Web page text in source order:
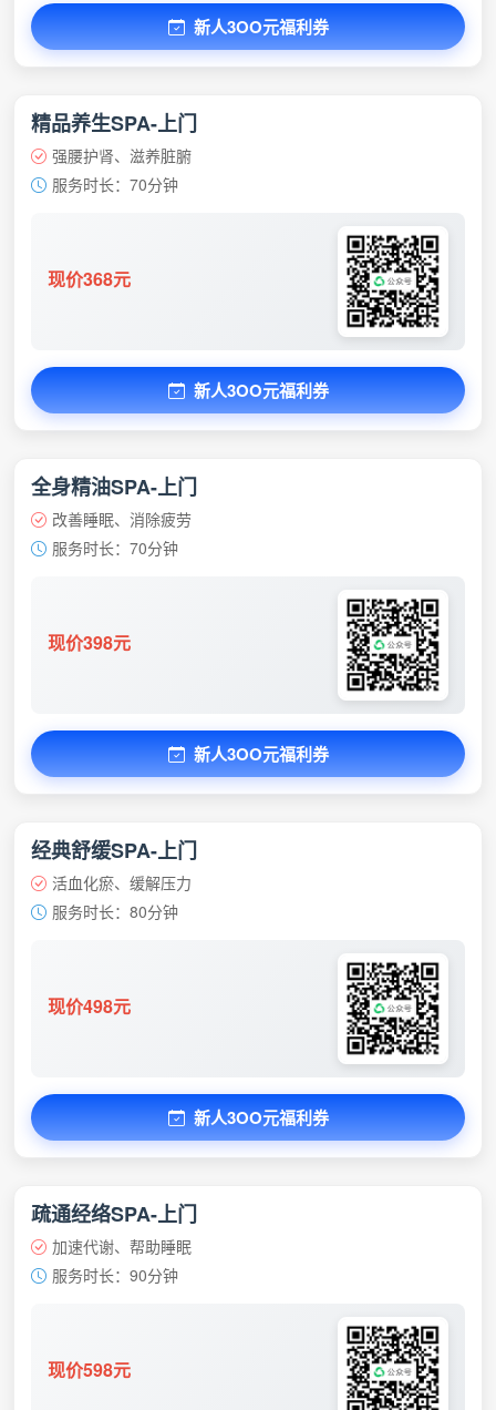
新人3OO元福利券
精品养生SPA-上门
强腰护肾、滋养脏腑
服务时长：70分钟
现价368元
新人3OO元福利券
全身精油SPA-上门
改善睡眠、消除疲劳
服务时长：70分钟
现价398元
新人3OO元福利券
经典舒缓SPA-上门
活血化瘀、缓解压力
服务时长：80分钟
现价498元
新人3OO元福利券
疏通经络SPA-上门
加速代谢、帮助睡眠
服务时长：90分钟
现价598元